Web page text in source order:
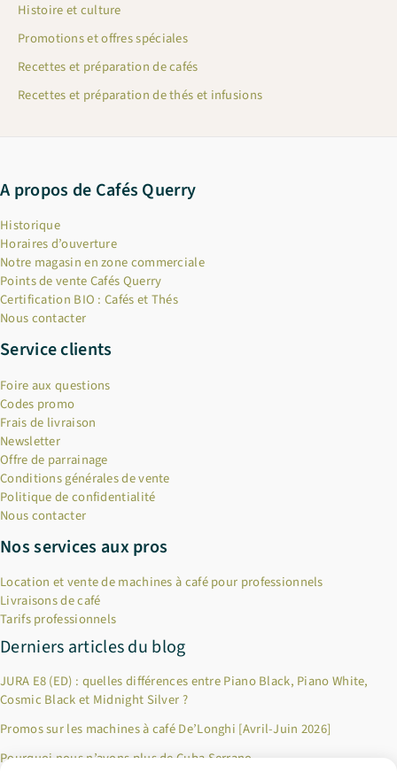
Histoire et culture
Promotions et offres spéciales
Recettes et préparation de cafés
Recettes et préparation de thés et infusions
A propos de Cafés Querry
Historique
Horaires d’ouverture
Notre magasin en zone commerciale
Points de vente Cafés Querry
Certification BIO : Cafés et Thés
Nous contacter
Service clients
Foire aux questions
Codes promo
Frais de livraison
Newsletter
Offre de parrainage
Conditions générales de vente
Politique de confidentialité
Nous contacter
Nos services aux pros
Location et vente de machines à café pour professionnels
Livraisons de café
Tarifs professionnels
Derniers articles du blog
JURA E8 (ED) : quelles différences entre Piano Black, Piano White,
Cosmic Black et Midnight Silver ?
Promos sur les machines à café De’Longhi [Avril-Juin 2026]
Pourquoi nous n’avons plus de Cuba Serrano